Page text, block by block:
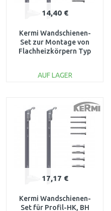
14,40 €
Kermi Wandschienen-
Set zur Montage von
Flachheizkörpern Typ
AUF LAGER
Vergleichen
17,17 €
Kermi Wandschienen-
Set für Profil-HK, BH